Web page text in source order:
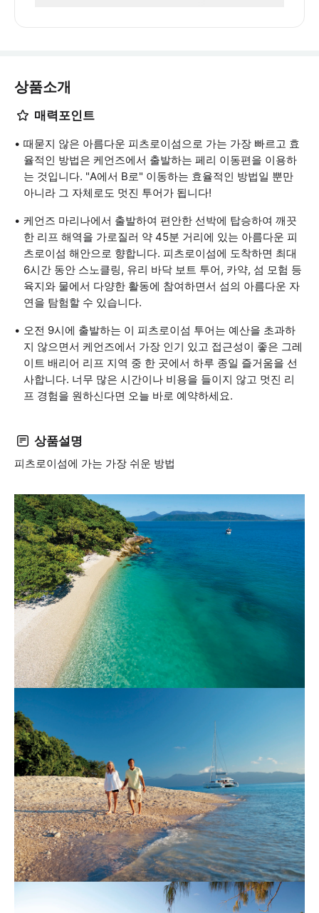
상품소개
매력포인트
때묻지 않은 아름다운 피츠로이섬으로 가는 가장 빠르고 효
율적인 방법은 케언즈에서 출발하는 페리 이동편을 이용하
는 것입니다. "A에서 B로" 이동하는 효율적인 방법일 뿐만
아니라 그 자체로도 멋진 투어가 됩니다!
케언즈 마리나에서 출발하여 편안한 선박에 탑승하여 깨끗
한 리프 해역을 가로질러 약 45분 거리에 있는 아름다운 피
츠로이섬 해안으로 향합니다. 피츠로이섬에 도착하면 최대
6시간 동안 스노클링, 유리 바닥 보트 투어, 카약, 섬 모험 등
육지와 물에서 다양한 활동에 참여하면서 섬의 아름다운 자
연을 탐험할 수 있습니다.
오전 9시에 출발하는 이 피츠로이섬 투어는 예산을 초과하
지 않으면서 케언즈에서 가장 인기 있고 접근성이 좋은 그레
이트 배리어 리프 지역 중 한 곳에서 하루 종일 즐거움을 선
사합니다. 너무 많은 시간이나 비용을 들이지 않고 멋진 리
프 경험을 원하신다면 오늘 바로 예약하세요.
상품설명
피츠로이섬에 가는 가장 쉬운 방법